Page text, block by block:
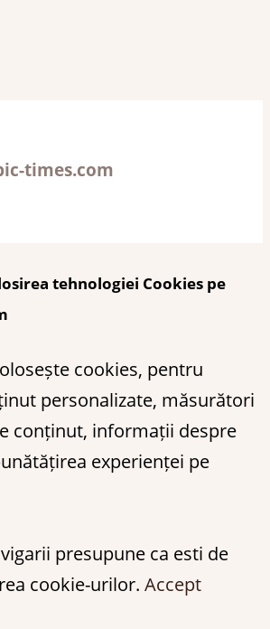
times.com
tehnologiei Cookies pe
cookies, pentru
personalizate, măsurători
conținut, informații despre
experienței pe
presupune ca esti de
cookie-urilor. Accept